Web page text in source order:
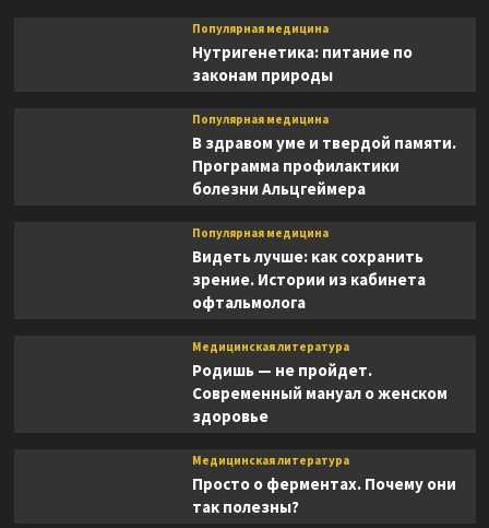
Популярная медицина
Нутригенетика: питание по
законам природы
Популярная медицина
В здравом уме и твердой памяти.
Программа профилактики
болезни Альцгеймера
Популярная медицина
Видеть лучше: как сохранить
зрение. Истории из кабинета
офтальмолога
Медицинская литература
Родишь — не пройдет.
Современный мануал о женском
здоровье
Медицинская литература
Просто о ферментах. Почему они
так полезны?